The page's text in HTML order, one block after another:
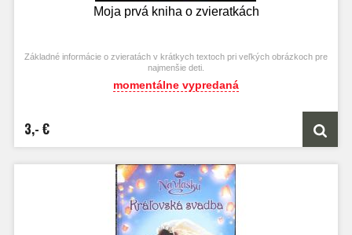
Moja prvá kniha o zvieratkách
Základné informácie o zvieratách v krátkych textoch pri veľkých obrázkoch pre
najmenšie deti.
momentálne vypredaná
3,- €